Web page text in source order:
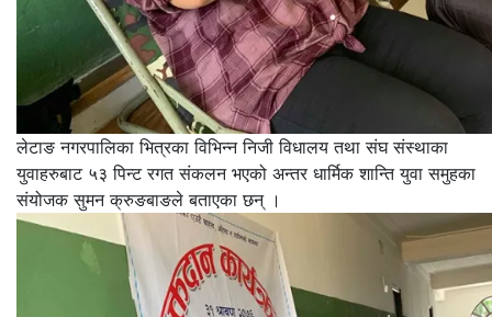
लेटाङ नगरपालिका भित्रका विभिन्न निजी विधालय तथा संघ संस्थाका
युवाहरुबाट ५३ पिन्ट रगत संकलन भएको अन्तर धार्मिक शान्ति युवा समुहका
संयोजक सुमन क्रुङबाङले बताएका छन् ।